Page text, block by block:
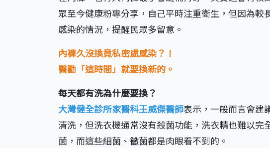
眾至今健康粉專分享，自己平時注重衛生，但因為較
感染的情況，提醒民眾多留意。
內褲久沒換竟私密處感染？！
醫勸「這時間」就要換新的。
每天都有洗為什麼要換？
大灣健全診所家醫科王威傑醫師表示，一般而言會建
清洗，但洗衣機通常沒有殺菌功能，洗衣精也難以
菌，而這些細菌、黴菌都是肉眼看不到的。